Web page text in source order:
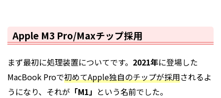
Apple M3 Pro/Maxチップ採用
まず最初に処理装置についてです。 2021年に登場した
MacBook Proで初めてApple独自のチップが採用されるよ
うになり、それが 「M1」 という名前でした。